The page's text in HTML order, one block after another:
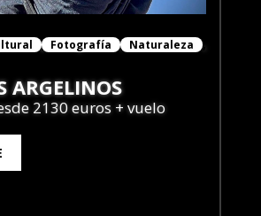
Fotografía Naturaleza
ARGELINOS
2130 euros + vuelo